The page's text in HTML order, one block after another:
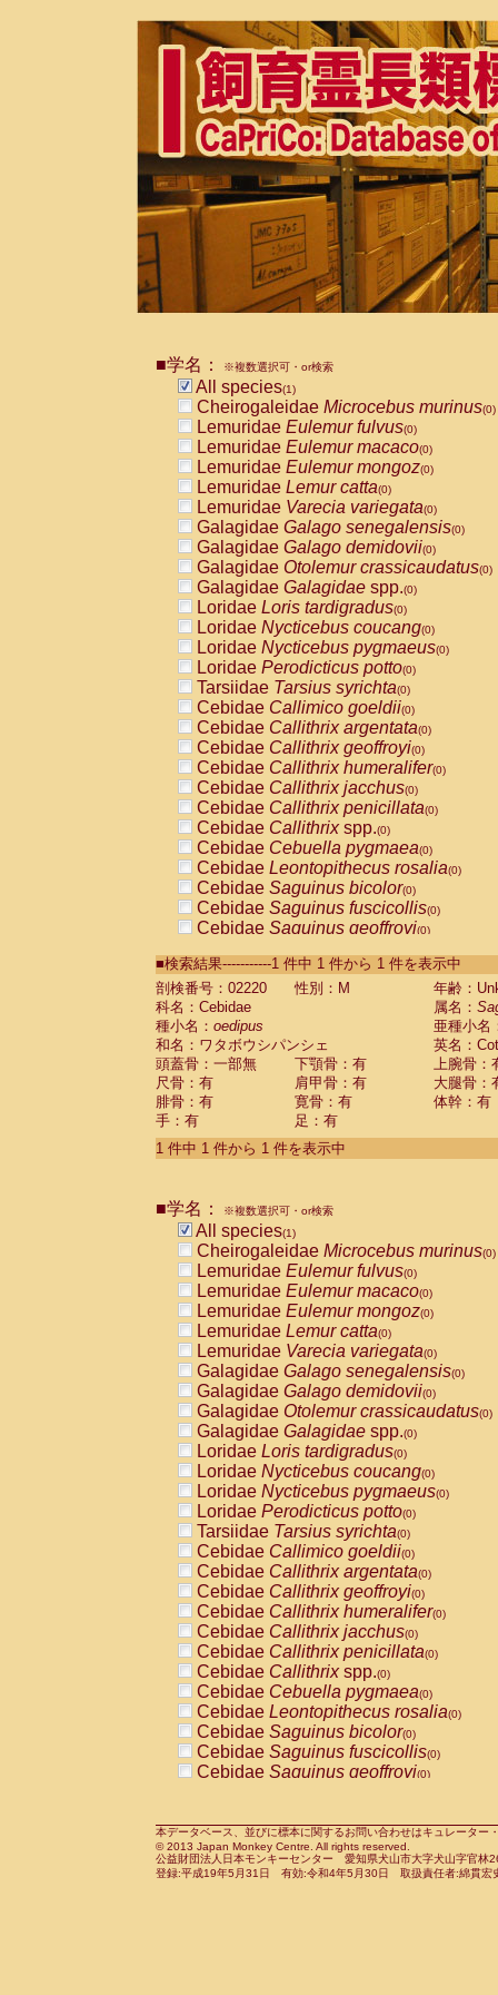
■学名： ※複数選択可・or検索
All species(1)
Cheirogaleidae Microcebus murinus(0)
Lemuridae Eulemur fulvus(0)
Lemuridae Eulemur macaco(0)
Lemuridae Eulemur mongoz(0)
Lemuridae Lemur catta(0)
Lemuridae Varecia variegata(0)
Galagidae Galago senegalensis(0)
Galagidae Galago demidovii(0)
Galagidae Otolemur crassicaudatus(0)
Galagidae Galagidae spp.(0)
Loridae Loris tardigradus(0)
Loridae Nycticebus coucang(0)
Loridae Nycticebus pygmaeus(0)
Loridae Perodicticus potto(0)
Tarsiidae Tarsius syrichta(0)
Cebidae Callimico goeldii(0)
Cebidae Callithrix argentata(0)
Cebidae Callithrix geoffroyi(0)
Cebidae Callithrix humeralifer(0)
Cebidae Callithrix jacchus(0)
Cebidae Callithrix penicillata(0)
Cebidae Callithrixspp.(0)
Cebidae Cebuella pygmaea(0)
Cebidae Leontopithecus rosalia(0)
Cebidae Saguinus bicolor(0)
Cebidae Saguinus fuscicollis(0)
Cebidae Saguinus geoffroyi(0)
CebidaeSaguinus labiatus(0)
Cebidae Saguinus leucopus (0)
Cebidae
Cebidae
CebidaeSaguinus nigricollis (0)
Cebidae Saguinus oedipus
Cebidae Saguinus weddelli
Cebidae Saguinusspp.
Cebidae Aotus trivirgatus
Cebidae Cebus albifrons
CebidaeCebus nigrivittatus
CebidaeCebus
CebidaeSaimiri boliviensis(0)
CebidaeSaimiri sciureus(0)
AtelidaeAlouatta caraya(0)
AtelidaeAlouatta fusca(0)
AtelidaeAlouatta seniculus
AtelidaeAlouattaspp.(0)
AtelidaeAteles belzebuth(0)
AtelidaeAteles geoffroyi(0)
AtelidaeAteles paniscus(0)
AtelidaeAtelesspp.(0)
Atelidae Lagothrix lagothricha
AtelidaeLagothrix lagothricha cana
PitheciidaeCacajao calvus
PitheciidaeCallicebus cupreus
PitheciidaeCallicebus donacophilus
PitheciidaeCallicebus moloch
PitheciidaeCallicebus torquatus
PitheciidaeCallicebusspp.(0)
PitheciidaeChiropotes satanas(0)
PitheciidaePithecia monachus
PitheciidaePithecia pithecia(0)
CercopithecidaeCercocebus agilis
CercopithecidaeCercocebus
CercopithecidaeCercocebus
CercopithecidaeCercocebus
CercopithecidaeCercocebus
CercopithecidaeCercocebushybrid
CercopithecidaePapio anubis(0)
CercopithecidaePapio cynocephalus
CercopithecidaePapio hamadryas(0)
■検索結果-----------1 件中 1 件から 1 件を表示中
剖検番号：02220
性別：M
年齢：
科名：Cebidae
属名：
種小名： oedipus
亜種小名
和名：ワタボウシパンシェ
英名：
頭蓋骨：一部無
下顎骨：有
上腕骨：
尺骨：有
肩甲骨：有
大腿骨：
腓骨：有
寛骨：有
体幹：有
手：有
足：有
1 件中 1 件から 1 件を表示中
■学名： ※複数選択可・or検索
All species(1)
Cheirogaleidae Microcebus murinus(0)
Lemuridae Eulemur fulvus(0)
Lemuridae Eulemur macaco(0)
Lemuridae Eulemur mongoz(0)
Lemuridae Lemur catta(0)
Lemuridae Varecia variegata(0)
Galagidae Galago senegalensis(0)
Galagidae Galago demidovii(0)
Galagidae Otolemur crassicaudatus(0)
Galagidae Galagidae spp.(0)
Loridae Loris tardigradus(0)
Loridae Nycticebus coucang(0)
Loridae Nycticebus pygmaeus(0)
Loridae Perodicticus potto(0)
Tarsiidae Tarsius syrichta(0)
Cebidae Callimico goeldii(0)
Cebidae Callithrix argentata(0)
Cebidae Callithrix geoffroyi(0)
Cebidae Callithrix humeralifer(0)
Cebidae Callithrix jacchus(0)
Cebidae Callithrix penicillata(0)
Cebidae Callithrixspp.(0)
Cebidae Cebuella pygmaea(0)
Cebidae Leontopithecus rosalia(0)
Cebidae Saguinus bicolor(0)
Cebidae Saguinus fuscicollis(0)
Cebidae Saguinus geoffroyi(0)
CebidaeSaguinus leucopus(0)
CebidaeSaguinus midas(0)
Cebidae Saguinus mystax(0)
本データベース、並びに標本に関するお問い合わせはキュレータ
© 2013 Japan Monkey Centre. All rights reserved.
公益財団法人日本モンキーセンター 愛知県犬山市大字犬山字官
登録:平成19年5月31日 有効:令和4年5月30日 取扱責任者:綿貫宏